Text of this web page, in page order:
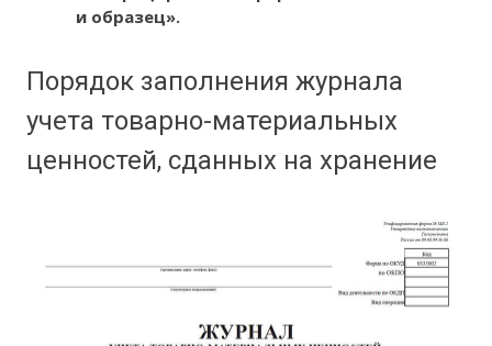
и образец».
Порядок заполнения журнала
учета товарно-материальных
ценностей, сданных на хранение